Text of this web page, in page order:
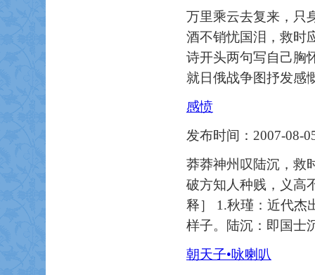
万里乘云去复来，只
酒不销忧国泪，救时
诗开头两句写自己胸
就日俄战争图抒发感
感愤
发布时间：2007-08-
莽莽神州叹陆沉，救
破方知人种贱，义高
释］ 1.秋瑾：近代杰
样子。陆沉：即国士
朝天子•咏喇叭